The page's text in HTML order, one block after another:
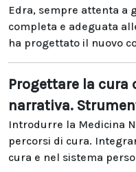
Edra, sempre attenta a
completa e adeguata
ha progettato il nuovo
Progettare la cura
narrativa.
Introdurre la Medicina
percorsi di cura.
cura e nel sistema